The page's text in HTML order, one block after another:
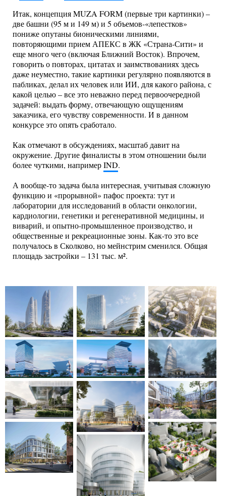
Итак, концепция MUZA FORM (первые три картинки) –
две башни (95 м и 149 м) и 5 объемов-«лепестков»
пониже опутаны бионическими линиями,
повторяющими прием АПЕКС в ЖК «Страна-Сити» и
еще много чего (включая Ближний Восток). Впрочем,
говорить о повторах, цитатах и заимствованиях здесь
даже неуместно, такие картинки регулярно появляются в
пабликах, делал их человек или ИИ, для какого района, с
какой целью – все это неважно перед первоочередной
задачей: выдать форму, отвечающую ощущениям
заказчика, его чувству современности. И в данном
конкурсе это опять сработало.
Как отмечают в обсуждениях, масштаб давит на
окружение. Другие финалисты в этом отношении были
более чуткими, напримерIND.
А вообще-то задача была интересная, учитывая сложную
функцию и «прорывной» пафос проекта: тут и
лаборатории для исследований в области онкологии,
кардиологии, генетики и регенеративной медицины, и
виварий, и опытно-промышленное производство, и
общественные и рекреационные зоны. Как-то это все
получалось в Сколково, но мейнстрим сменился. Общая
площадь застройки – 131 тыс. м².